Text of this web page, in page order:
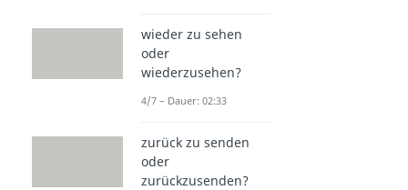
wieder zu sehen
oder
wiederzusehen?
4/7 – Dauer: 02:33
zurück zu senden
oder
zurückzusenden?